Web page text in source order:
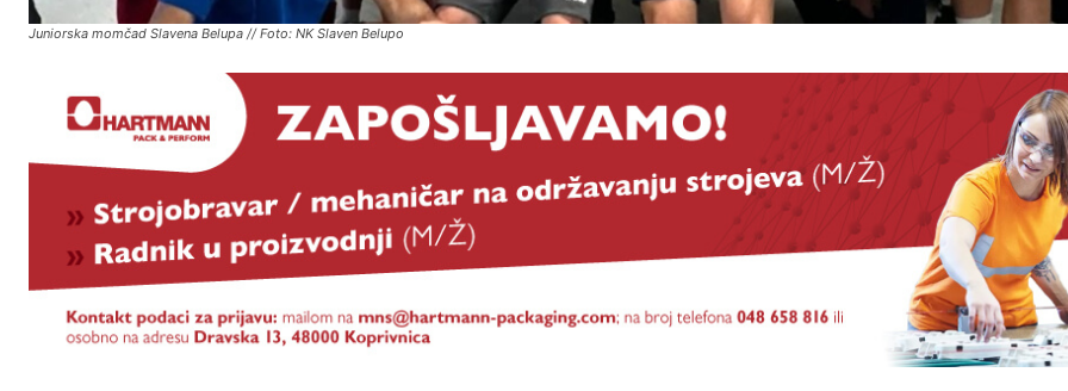
Juniorska momčad Slavena Belupa // Foto: NK Slaven Belupo